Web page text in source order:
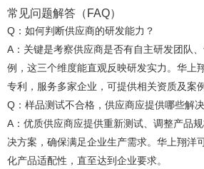
常见问题解答（ FAQ）
Q：如何判断供应商的研发能力？
A： 关键是考察供应商是否有自主研发团队
例，这三个维度能直观反映研发实力。华上
专利，服务多家企业，可提供相关资质及案
Q：样品测试不合格，供应商应提供哪些解
A：优质供应商应提供重新测试、调整产品
决方案，确保满足企业生产需求。华上翔洋
化产品适配性，直至达到企业要求。